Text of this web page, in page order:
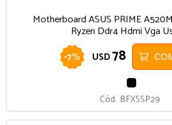
Motherboard ASUS PRIME
Ryzen Ddr4 Hdmi Vga
-7% USD78
Cód. BFXSSP29